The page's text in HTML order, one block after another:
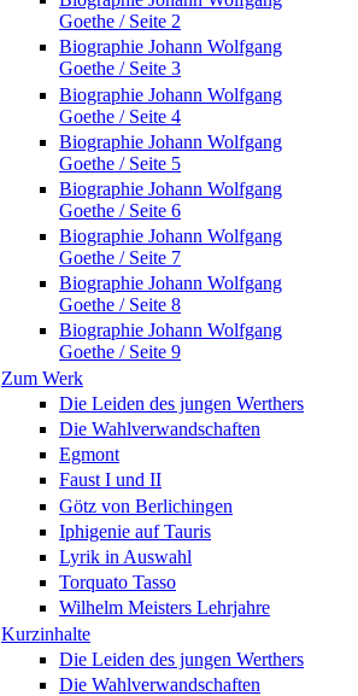
Goethe / Seite 2
Biographie Johann Wolfgang
Goethe / Seite 3
Biographie Johann Wolfgang
Goethe / Seite 4
Biographie Johann Wolfgang
Goethe / Seite 5
Biographie Johann Wolfgang
Goethe / Seite 6
Biographie Johann Wolfgang
Goethe / Seite 7
Biographie Johann Wolfgang
Goethe / Seite 8
Biographie Johann Wolfgang
Goethe / Seite 9
Zum Werk
Die Leiden des jungen Werthers
Die Wahlverwandschaften
Egmont
Faust I und II
Götz von Berlichingen
Iphigenie auf Tauris
Lyrik in Auswahl
Torquato Tasso
Wilhelm Meisters Lehrjahre
Kurzinhalte
Die Leiden des jungen Werthers
Die Wahlverwandschaften